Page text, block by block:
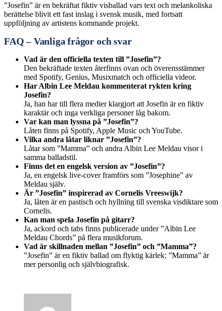
”Josefin” är en bekräftat fiktiv visballad vars text och melankoliska
berättelse blivit ett fast inslag i svensk musik, med fortsatt
uppföljning av artistens kommande projekt.
FAQ – Vanliga frågor och svar
Vad är den officiella texten till ”Josefin”?
Den bekräftade texten återfinns ovan och överensstämmer
med Spotify, Genius, Musixmatch och officiella videor.
Har Albin Lee Meldau kommenterat rykten kring
Josefin?
Ja, han har till flera medier klargjort att Josefin är en fiktiv
karaktär och inga verkliga personer låg bakom.
Var kan man lyssna på ”Josefin”?
Låten finns på Spotify, Apple Music och YouTube.
Vilka andra låtar liknar ”Josefin”?
Låtar som ”Mamma” och andra Albin Lee Meldau visor i
samma balladstil.
Finns det en engelsk version av ”Josefin”?
Ja, en engelsk live-cover framförs som ”Josephine” av
Meldau själv.
Är ”Josefin” inspirerad av Cornelis Vreeswijk?
Ja, låten är en pastisch och hyllning till svenska visdiktare som
Cornelis.
Kan man spela Josefin på gitarr?
Ja, ackord och tabs finns publicerade under ”Albin Lee
Meldau Chords” på flera musikforum.
Vad är skillnaden mellan ”Josefin” och ”Mamma”?
”Josefin” är en fiktiv ballad om flyktig kärlek; ”Mamma” är
mer personlig och självbiografisk.